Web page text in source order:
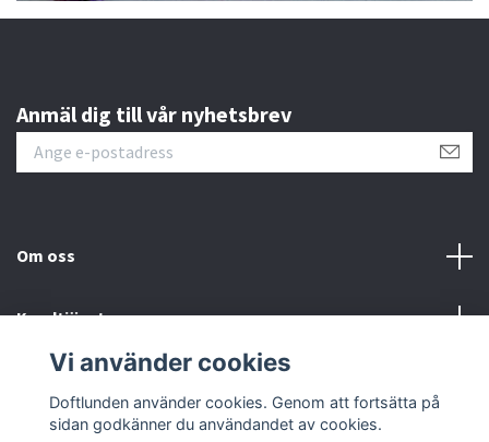
Anmäl dig till vår nyhetsbrev
Om oss
Kundtjänst
Vi använder cookies
Doftlunden använder cookies. Genom att fortsätta på
sidan godkänner du användandet av cookies.